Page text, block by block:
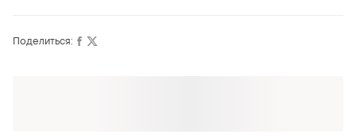
Поделиться: